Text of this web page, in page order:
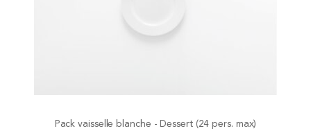
Pack vaisselle blanche - Dessert (24 pers. max)